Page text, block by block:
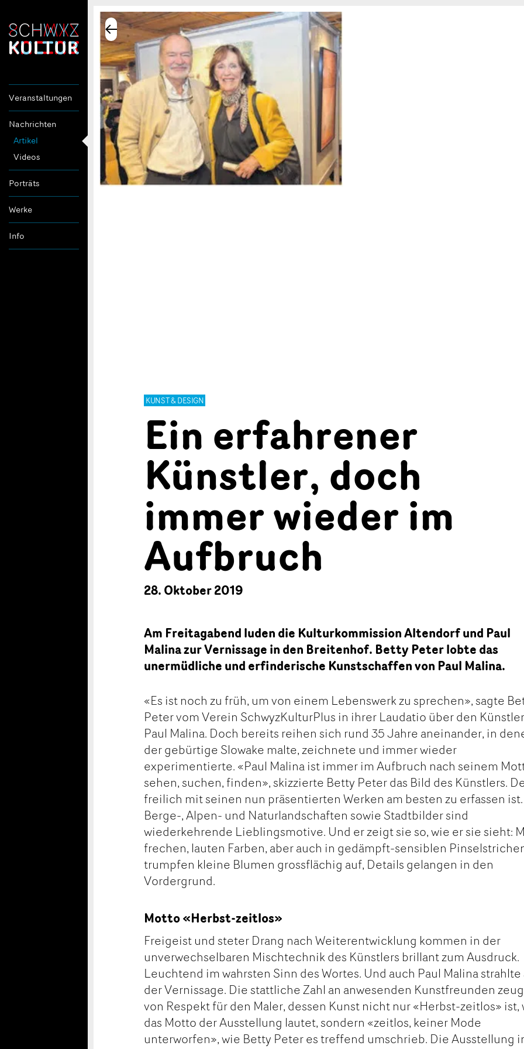
Veranstaltungen
Nachrichten
Artikel
Videos
Porträts
Werke
Info
KUNST & DESIGN
Ein erfahrener
Künstler, doch
immer wieder im
Aufbruch
28. Oktober 2019
Am Freitagabend luden die Kulturkommission Altendorf und Paul
Malina zur Vernissage in den Breitenhof. Betty Peter lobte das
unermüdliche und erfinderische Kunstschaffen von Paul Malina.
«Es ist noch zu früh, um von einem Lebenswerk zu sprechen», sagte
Peter vom Verein SchwyzKulturPlus in ihrer Laudatio über den Künstler
Paul Malina. Doch bereits reihen sich rund 35 Jahre aneinander, in
der gebürtige Slowake malte, zeichnete und immer wieder
experimentierte. «Paul Malina ist immer im Aufbruch nach seinem
sehen, suchen, finden», skizzierte Betty Peter das Bild des Künstlers.
freilich mit seinen nun präsentierten Werken am besten zu erfassen ist.
Berge-, Alpen- und Naturlandschaften sowie Stadtbilder sind
wiederkehrende Lieblingsmotive. Und er zeigt sie so, wie er sie sieht:
frechen, lauten Farben, aber auch in gedämpft-sensiblen
trumpfen kleine Blumen grossflächig auf, Details gelangen in den
Vordergrund.
Motto «Herbst-zeitlos»
Freigeist und steter Drang nach Weiterentwicklung kommen in der
unverwechselbaren Mischtechnik des Künstlers brillant zum Ausdruck.
Leuchtend im wahrsten Sinn des Wortes. Und auch Paul Malina strahlte
der Vernissage. Die stattliche Zahl an anwesenden Kunstfreunden
von Respekt für den Maler, dessen Kunst nicht nur «Herbst-zeitlos» ist,
das Motto der Ausstellung lautet, sondern «zeitlos, keiner Mode
unterworfen», wie Betty Peter es treffend umschrieb. Die Ausstellung